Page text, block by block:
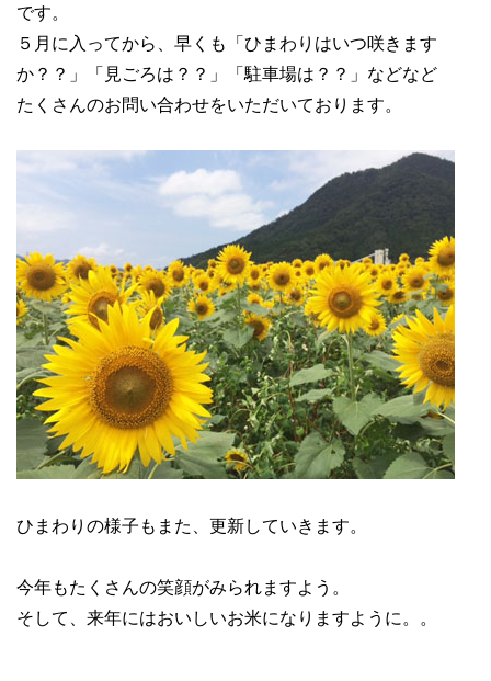
です。
５月に入ってから、早くも「ひまわりはいつ咲きます
か？？」「見ごろは？？」「駐車場は？？」などなど
たくさんのお問い合わせをいただいております。
ひまわりの様子もまた、更新していきます。
今年もたくさんの笑顔がみられますよう。
そして、来年にはおいしいお米になりますように。。